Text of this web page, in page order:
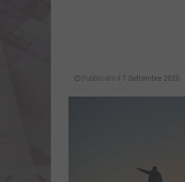
Pubblicato il 7 Settembre 2020